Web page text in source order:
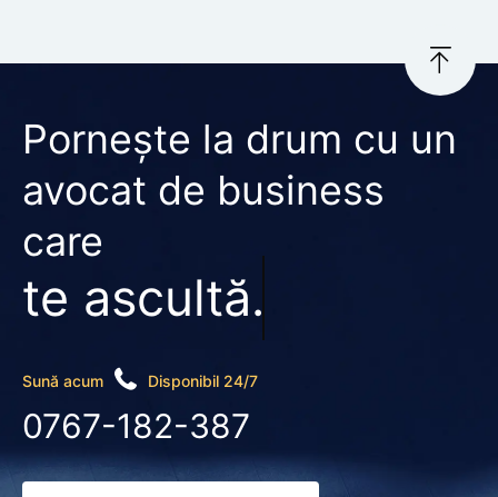
Pornește la drum cu un
avocat de business
care
te ascultă.
Sună acum Disponibil 24/7
0767-182-387